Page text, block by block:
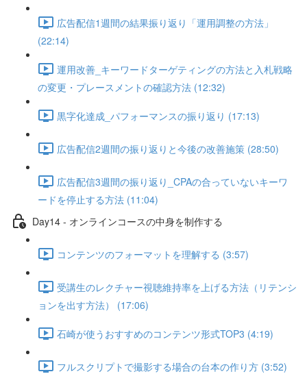
広告配信1週間の結果振り返り「運用調整の方法」
(22:14)
運用改善_キーワードターゲティングの方法と入札戦略
の変更・プレースメントの確認方法 (12:32)
黒字化達成_パフォーマンスの振り返り (17:13)
広告配信2週間の振り返りと今後の改善施策 (28:50)
広告配信3週間の振り返り_CPAの合っていないキーワ
ードを停止する方法 (11:04)
Day14 - オンラインコースの中身を制作する
コンテンツのフォーマットを理解する (3:57)
受講生のレクチャー視聴維持率を上げる方法（リテンシ
ョンを出す方法） (17:06)
石崎が使うおすすめのコンテンツ形式TOP3 (4:19)
フルスクリプトで撮影する場合の台本の作り方 (3:52)